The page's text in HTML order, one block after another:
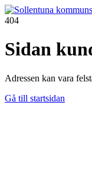
404
Sidan
Adressen kan vara
Gå till startsidan